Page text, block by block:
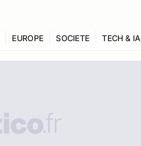
EUROPE SOCIETE TECH & IA